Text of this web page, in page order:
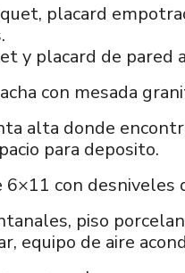
placard
y placard de pared
con mesada
alta donde
para deposito.
6×11 con
piso
equipo de aire